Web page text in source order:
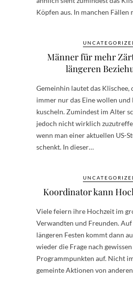
Köpfen aus. In manchen Fällen
Männer für mehr
längeren
Gemeinhin lautet das Klischee,
immer nur das Eine wollen und
kuscheln. Zumindest im Alter
jedoch nicht wirklich
wenn man einer aktuellen US-
schenkt. In dieser…
Koordinator kann
Viele feiern ihre Hochzeit im
Verwandten und Freunden. Auf
längeren Festen kommt dann
wieder die Frage nach gewissen
Programmpunkten auf. Nicht
gemeinte Aktionen von